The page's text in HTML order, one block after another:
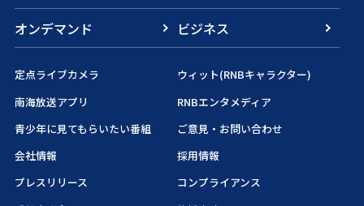
オンデマンド
ビジネス
定点ライブカメラ
ウィット(RNBキャラクター)
南海放送アプリ
RNBエンタメディア
青少年に見てもらいたい番組
ご意見・お問い合わせ
会社情報
採用情報
プレスリリース
コンプライアンス